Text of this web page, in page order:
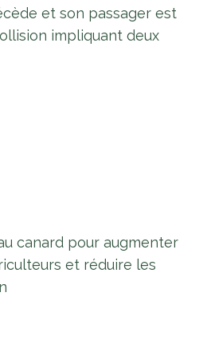
et son passager est
impliquant deux
canard pour augmenter
et réduire les